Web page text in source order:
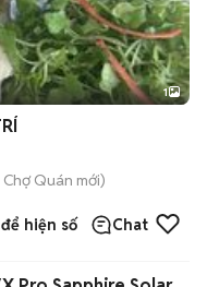
1
Chợ Quán mới)
hiện số Chat